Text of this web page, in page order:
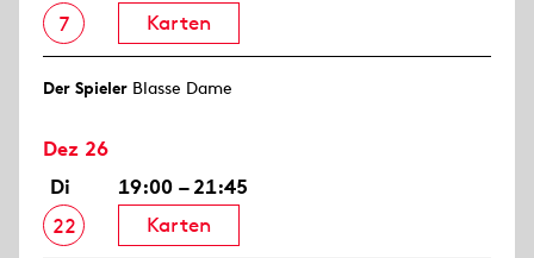
7
Karten
Der Spieler Blasse Dame
Dez 26
Di
22
19:00 – 21:45
Karten